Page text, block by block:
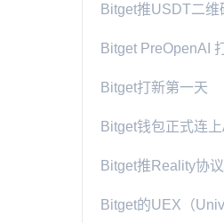
Bitget推USDT二维
Bitget PreOpenAI
Bitget打新第一天
Bitget钱包正式连上
Bitget推Reality协
Bitget的UEX（